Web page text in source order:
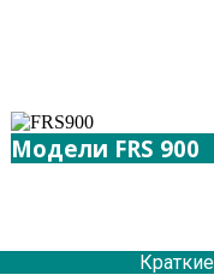
Модели FRS 900